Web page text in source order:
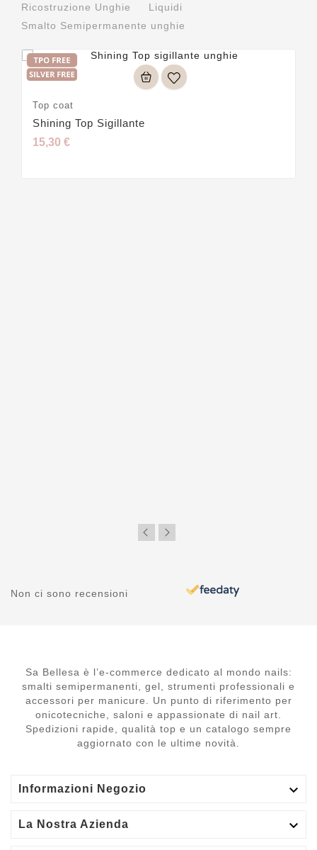
Ricostruzione Unghie
Liquidi
Smalto Semipermanente unghie
Top coat
Shining Top Sigillante
15,30 €
Non ci sono recensioni
Sa Bellesa è l’e-commerce dedicato al mondo nails:
smalti semipermanenti, gel, strumenti professionali e
accessori per manicure. Un punto di riferimento per
onicotecniche, saloni e appassionate di nail art.
Spedizioni rapide, qualità top e un catalogo sempre
aggiornato con le ultime novità.
Informazioni Negozio 
La Nostra Azienda 